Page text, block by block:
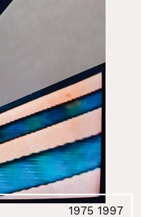
1975 1997